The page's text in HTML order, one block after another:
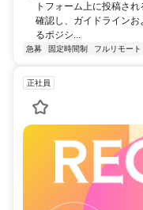
トフォーム上に投稿さ
確認し、ガイドライン
るポジシ...
急募 固定時間制 フルリモート
正社員